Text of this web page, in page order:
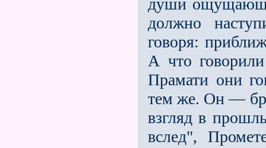
души
должно
говоря:
А что
Прамати они
тем же. Он —
взгляд в
вслед",